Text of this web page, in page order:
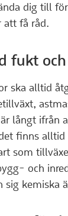
dig till
att få råd.
fukt
ska alltid
långt ifrån
finns
som
och
sig kemiska